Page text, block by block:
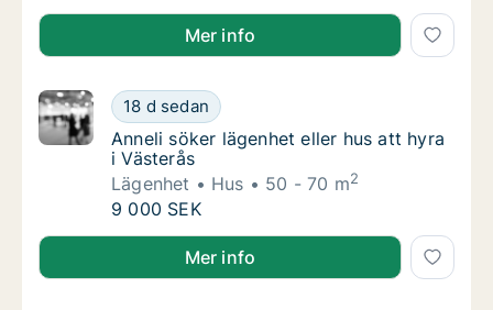
Kaisa söker lägenhet att hyra i Köping
Mer info
Anneli söker lägenhet eller hus att hyra i
18 d sedan
Anneli söker lägenhet eller hus att hyra i
Anneli söker lägenhet eller hus att hyra
i Västerås
Lägenhet
Hus 50 - 70 m2
Anneli söker lägenhet eller hus att hyra i
9 000 SEK
Anneli söker lägenhet eller hus att hyra i Västerås
Mer info